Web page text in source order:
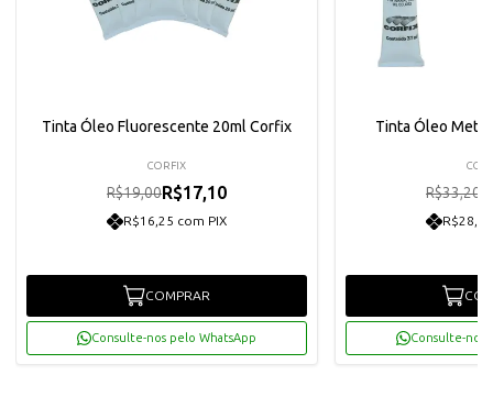
Tinta Óleo Fluorescente 20ml Corfix
CORFIX
R$19,00R$17,10
R$16,25 com PIX
COMPRAR
Consulte-nos pelo WhatsApp
Tinta Óleo
R$33,20
Consulte-nos